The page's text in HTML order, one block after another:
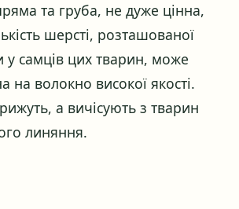
та груба, не дуже цінна,
шерсті, розташованої
самців цих тварин, може
на волокно високої якості.
а вичісують з тварин
линяння.